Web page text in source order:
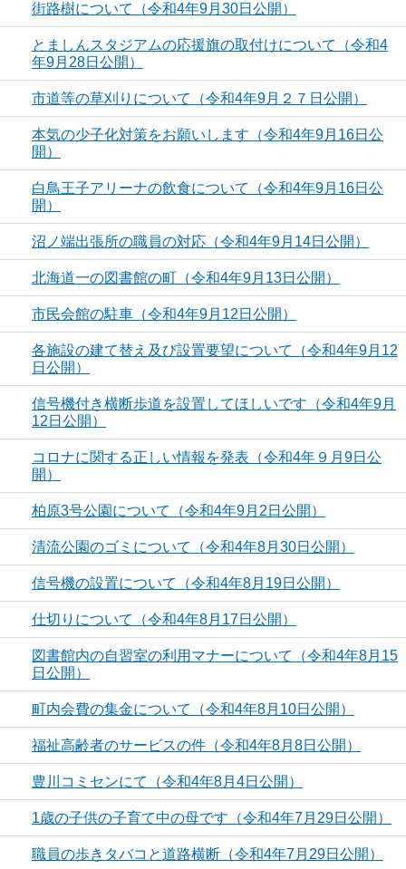
街路樹について（令和4年9月30日公開）
とましんスタジアムの応援旗の取付けについて（令和4
年9月28日公開）
市道等の草刈りについて（令和4年9月２７日公開）
本気の少子化対策をお願いします（令和4年9月16日公
開）
白鳥王子アリーナの飲食について（令和4年9月16日公
開）
沼ノ端出張所の職員の対応（令和4年9月14日公開）
北海道一の図書館の町（令和4年9月13日公開）
市民会館の駐車（令和4年9月12日公開）
各施設の建て替え及び設置要望について（令和4年9月12
日公開）
信号機付き横断歩道を設置してほしいです（令和4年9月
12日公開）
コロナに関する正しい情報を発表（令和4年９月9日公
開）
柏原3号公園について（令和4年9月2日公開）
清流公園のゴミについて（令和4年8月30日公開）
信号機の設置について（令和4年8月19日公開）
仕切りについて（令和4年8月17日公開）
図書館内の自習室の利用マナーについて（令和4年8月15
日公開）
町内会費の集金について（令和4年8月10日公開）
福祉高齢者のサービスの件（令和4年8月8日公開）
豊川コミセンにて（令和4年8月4日公開）
1歳の子供の子育て中の母です（令和4年7月29日公開）
職員の歩きタバコと道路横断（令和4年7月29日公開）